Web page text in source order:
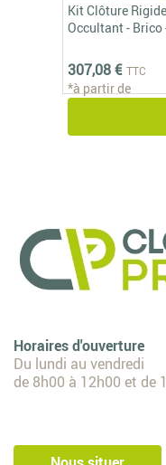
Kit Clôture
Occultant - Brico
307,08 € TTC
*à partir de
Horaires d'ouverture
Du lundi au vendredi
de 8h00 à 12h00 et de